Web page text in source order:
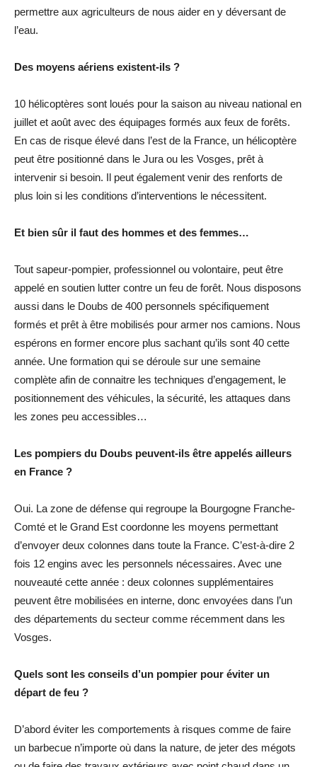
permettre aux agriculteurs de nous aider en y déversant de
l’eau.
Des moyens aériens existent-ils ?
10 hélicoptères sont loués pour la saison au niveau national en
juillet et août avec des équipages formés aux feux de forêts.
En cas de risque élevé dans l’est de la France, un hélicoptère
peut être positionné dans le Jura ou les Vosges, prêt à
intervenir si besoin. Il peut également venir des renforts de
plus loin si les conditions d’interventions le nécessitent.
Et bien sûr il faut des hommes et des femmes…
Tout sapeur-pompier, professionnel ou volontaire, peut être
appelé en soutien lutter contre un feu de forêt. Nous disposons
aussi dans le Doubs de 400 personnels spécifiquement
formés et prêt à être mobilisés pour armer nos camions. Nous
espérons en former encore plus sachant qu’ils sont 40 cette
année. Une formation qui se déroule sur une semaine
complète afin de connaitre les techniques d’engagement, le
positionnement des véhicules, la sécurité, les attaques dans
les zones peu accessibles…
Les pompiers du Doubs peuvent-ils être appelés ailleurs
en France ?
Oui. La zone de défense qui regroupe la Bourgogne Franche-
Comté et le Grand Est coordonne les moyens permettant
d’envoyer deux colonnes dans toute la France. C’est-à-dire 2
fois 12 engins avec les personnels nécessaires. Avec une
nouveauté cette année : deux colonnes supplémentaires
peuvent être mobilisées en interne, donc envoyées dans l’un
des départements du secteur comme récemment dans les
Vosges.
Quels sont les conseils d’un pompier pour éviter un
départ de feu ?
D’abord éviter les comportements à risques comme de faire
un barbecue n’importe où dans la nature, de jeter des mégots